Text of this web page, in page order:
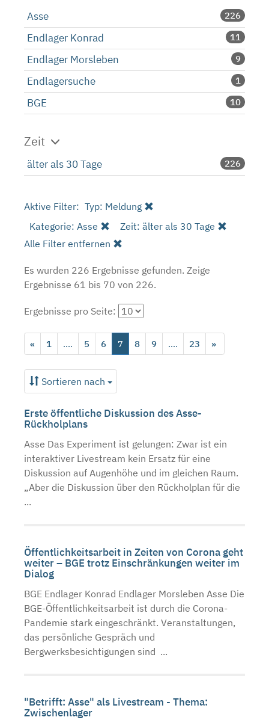
Asse 226
Endlager Konrad 11
Endlager Morsleben 9
Endlagersuche 1
BGE 10
Zeit
älter als 30 Tage 226
Aktive Filter: Typ: Meldung
Kategorie: Asse
Zeit: älter als 30 Tage
Alle Filter entfernen
Es wurden 226 Ergebnisse gefunden. Zeige
Ergebnisse 61 bis 70 von 226.
Ergebnisse pro Seite:
« 1 .... 5 6 7 8 9 .... 23 »
Sortieren nach
Erste öffentliche Diskussion des Asse-
Rückholplans
Asse Das Experiment ist gelungen: Zwar ist ein
interaktiver Livestream kein Ersatz für eine
Diskussion auf Augenhöhe und im gleichen Raum.
„Aber die Diskussion über den Rückholplan für die
...
Öffentlichkeitsarbeit in Zeiten von Corona geht
weiter – BGE trotz Einschränkungen weiter im
Dialog
BGE Endlager Konrad Endlager Morsleben Asse Die
BGE-Öffentlichkeitsarbeit ist durch die Corona-
Pandemie stark eingeschränkt. Veranstaltungen,
das persönliche Gespräch und
Bergwerksbesichtigungen sind ...
"Betrifft: Asse" als Livestream - Thema:
Zwischenlager